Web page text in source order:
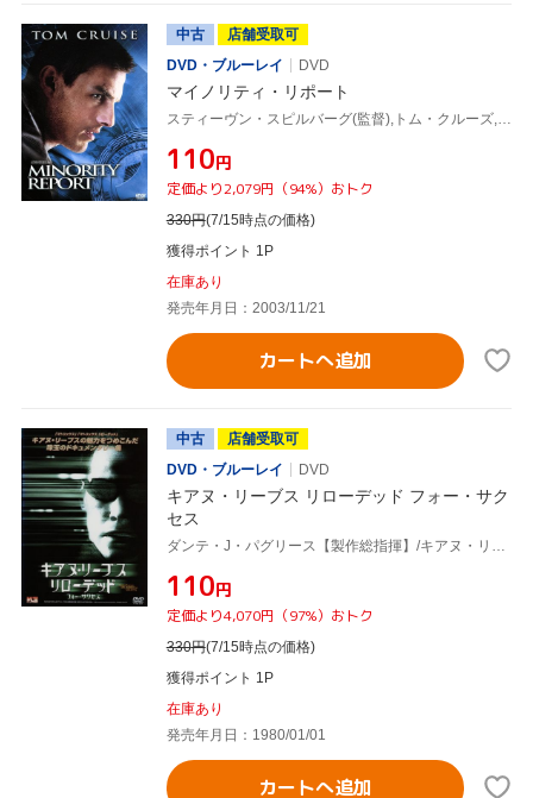
中古
店舗受取可
DVD・ブルーレイ
DVD
マイノリティ・リポート
¥110円
定価より2,079円（94%）おトク
330円(7/15時点の価格)
獲得ポイント 1P
在庫あり
発売年月日：2003/11/21
カートへ追加
中古
店舗受取可
DVD・ブルーレイ
DVD
キアヌ・リーブス リローデッド フォー・サク
セス
¥110円
定価より4,070円（97%）おトク
330円(7/15時点の価格)
獲得ポイント 1P
在庫あり
発売年月日：1980/01/01
カートへ追加